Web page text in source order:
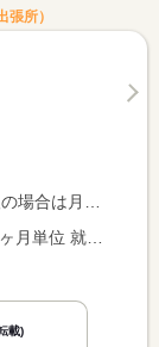
所）
を表示しています。
載)